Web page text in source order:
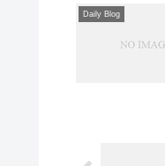
Daily Blog